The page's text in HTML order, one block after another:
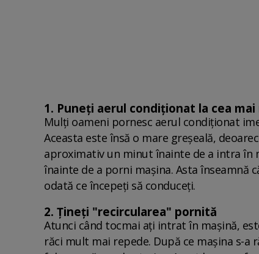
1. Puneți aerul condiționat la cea
Mulți oameni pornesc aerul condiționat
Aceasta este însă o mare greșeală,
aproximativ un minut înainte de a intra în
înainte de a porni mașina. Asta înseamnă
odată ce începeți să conduceți.
2. Țineți "recircularea" pornită
Atunci când tocmai ați intrat în mașină,
răci mult mai repede. După ce mașina s-